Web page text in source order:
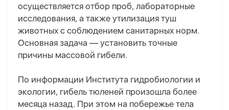
осуществляется отбор проб, лабораторные
исследования, а также утилизация туш
животных с соблюдением санитарных норм.
Основная задача — установить точные
причины массовой гибели.
По информации Института гидробиологии и
экологии, гибель тюленей произошла более
месяца назад. При этом на побережье тела